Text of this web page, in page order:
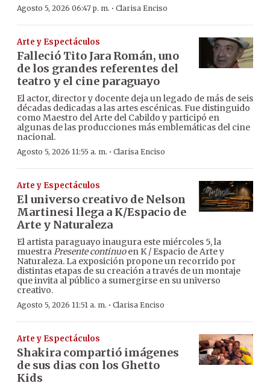
Agosto 5, 2026 06:47 p. m. · Clarisa Enciso
Arte y Espectáculos
Falleció Tito Jara Román, uno
de los grandes referentes del
teatro y el cine paraguayo
El actor, director y docente deja un legado de más de seis
décadas dedicadas a las artes escénicas. Fue distinguido
como Maestro del Arte del Cabildo y participó en
algunas de las producciones más emblemáticas del cine
nacional.
Agosto 5, 2026 11:55 a. m. · Clarisa Enciso
Arte y Espectáculos
El universo creativo de Nelson
Martinesi llega a K/Espacio de
Arte y Naturaleza
El artista paraguayo inaugura este miércoles 5, la
muestraPresente continuoen K / Espacio de Arte y
Naturaleza. La exposición propone un recorrido por
distintas etapas de su creación a través de un montaje
que invita al público a sumergirse en su universo
creativo.
Agosto 5, 2026 11:51 a. m. · Clarisa Enciso
Arte y Espectáculos
Shakira compartió imágenes
de sus dias con los Ghetto
Kids